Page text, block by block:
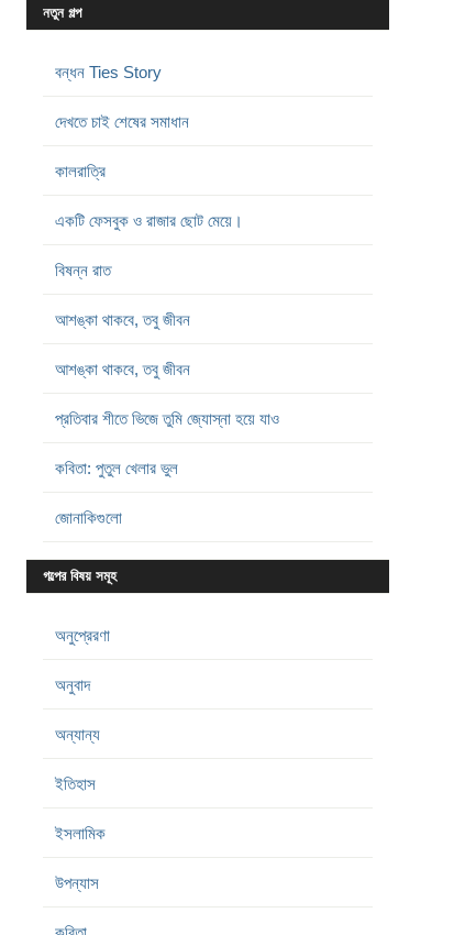
নতুন গল্প
বন্ধন Ties Story
দেখতে চাই শেষের সমাধান
কালরাত্রি
একটি ফেসবুক ও রাজার ছোট মেয়ে।
বিষন্ন রাত
আশঙ্কা থাকবে, তবু জীবন
আশঙ্কা থাকবে, তবু জীবন
প্রতিবার শীতে ভিজে তুমি জ্যোস্না হয়ে যাও
কবিতা: পুতুল খেলার ভুল
জোনাকিগুলো
গল্পের বিষয় সমূহ
অনুপ্রেরণা
অনুবাদ
অন্যান্য
ইতিহাস
ইসলামিক
উপন্যাস